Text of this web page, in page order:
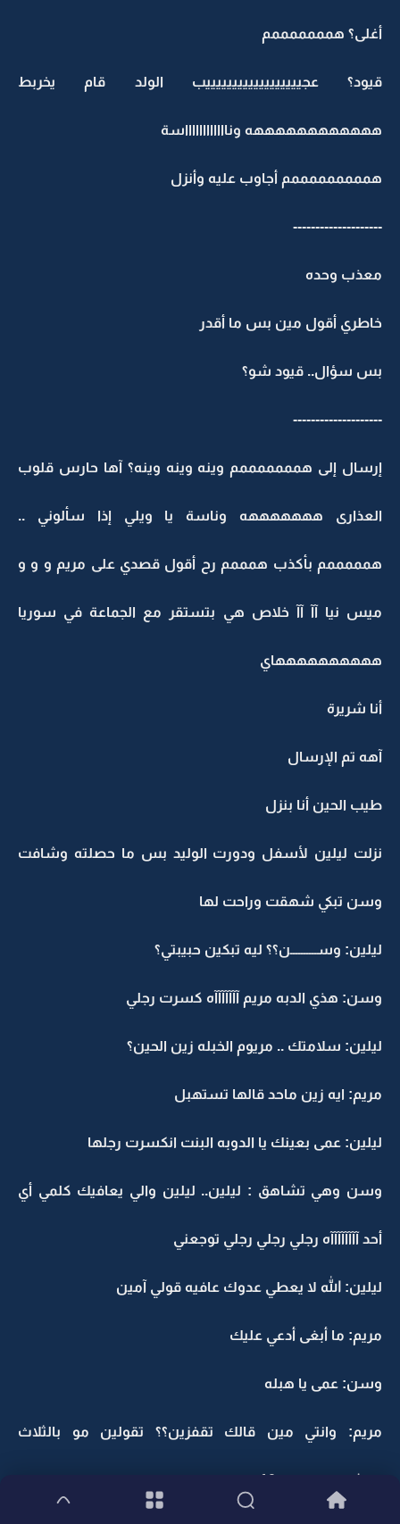
أغلى؟ همممممممم
قيود؟ عجييييييييييييييييييب الولد قام يخربط
ههههههههههههه ونااااااااااااسة
همممممممممم أجاوب عليه وأنزل
--------------------
معذب وحده
خاطري أقول مين بس ما أقدر
بس سؤال.. قيود شو؟
--------------------
إرسال إلى همممممممم وينه وينه وينه؟ آها حارس قلوب
العذارى هههههههه وناسة يا ويلي إذا سألوني ..
همممممم بأكذب همممم رح أقول قصدي على مريم و و و
ميس نيا آآ آآ خلاص هي بتستقر مع الجماعة في سوريا
ههههههههههاي
أنا شريرة
آهه تم الإرسال
طيب الحين أنا بنزل
نزلت ليلين لأسفل ودورت الوليد بس ما حصلته وشافت
وسن تبكي شهقت وراحت لها
ليلين: وســــــــــن؟؟ ليه تبكين حبيبتي؟
وسن: هذي الدبه مريم آآآآآآآه كسرت رجلي
ليلين: سلامتك .. مريوم الخبله زين الحين؟
مريم: ايه زين ماحد قالها تستهبل
ليلين: عمى بعينك يا الدوبه البنت انكسرت رجلها
وسن وهي تشاهق : ليلين.. ليلين والي يعافيك كلمي أي
أحد آآآآآآآآه رجلي رجلي رجلي توجعني
ليلين: الله لا يعطي عدوك عافيه قولي آمين
مريم: ما أبغى أدعي عليك
وسن: عمى يا هبله
مريم: وانتي مين قالك تقفزين؟؟ تقولين مو بالثلاث
وعشرين تقولين 10 سنوات